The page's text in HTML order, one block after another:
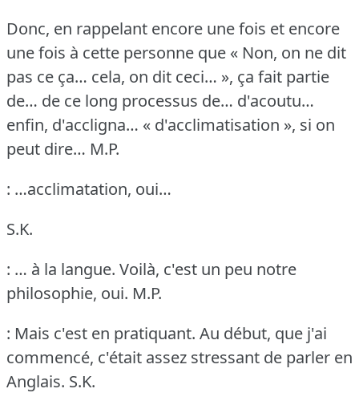
Donc, en rappelant encore une fois et encore
une fois à cette personne que « Non, on ne dit
pas ce ça… cela, on dit ceci… », ça fait partie
de… de ce long processus de… d'acoutu…
enfin, d'accligna… « d'acclimatisation », si on
peut dire… M.P.
: …acclimatation, oui…
S.K.
: … à la langue. Voilà, c'est un peu notre
philosophie, oui. M.P.
: Mais c'est en pratiquant. Au début, que j'ai
commencé, c'était assez stressant de parler en
Anglais. S.K.